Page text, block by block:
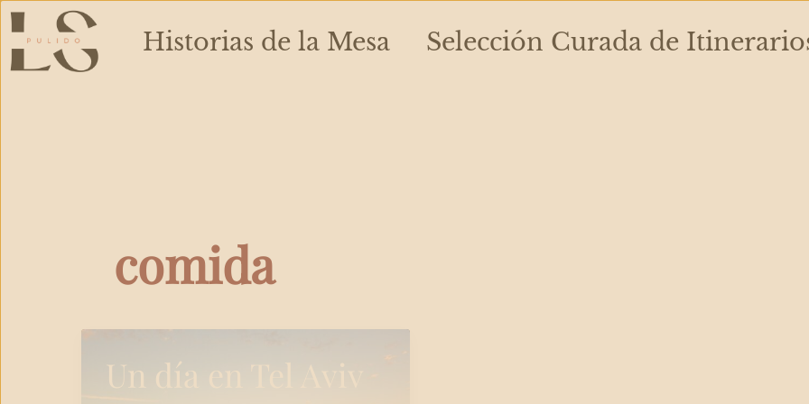
al
contenido
Historias de la Mesa Selección Curada de
comida
Un día en Tel Aviv